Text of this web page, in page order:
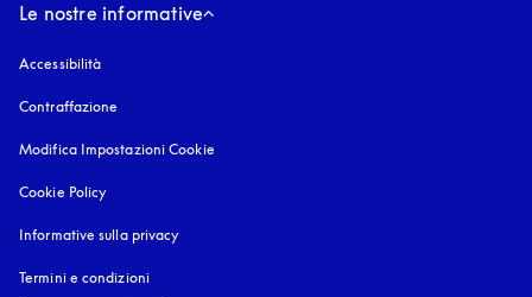
Le nostre informative
Accessibilità
Contraffazione
Modifica Impostazioni Cookie
Cookie Policy
Informative sulla privacy
Termini e condizioni